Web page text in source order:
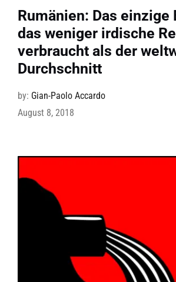
Rumänien: Das einzige
das weniger irdische
verbraucht als der
Durchschnitt
by: Gian-Paolo Accardo
August 8, 2018